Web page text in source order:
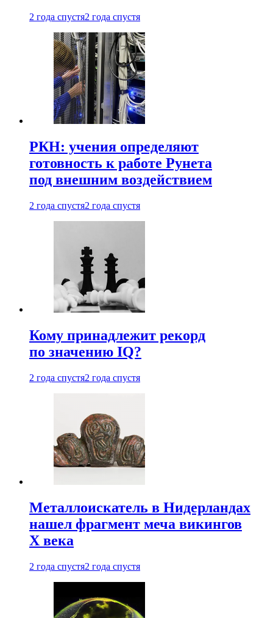
2 года спустя2 года спустя
РКН: учения определяют
готовность к работе Рунета
под внешним воздействием
2 года спустя2 года спустя
Кому принадлежит рекорд
по значению IQ?
2 года спустя2 года спустя
Металлоискатель в Нидерландах
нашел фрагмент меча викингов
X века
2 года спустя2 года спустя